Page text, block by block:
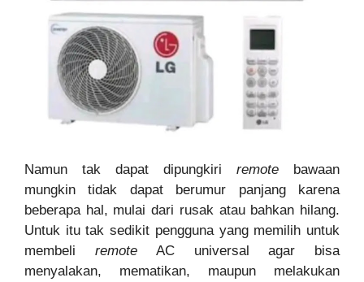
Namun tak dapat dipungkiri remote bawaan
mungkin tidak dapat berumur panjang karena
beberapa hal, mulai dari rusak atau bahkan hilang.
Untuk itu tak sedikit pengguna yang memilih untuk
membeli remoteAC universal agar bisa
menyalakan, mematikan, maupun melakukan